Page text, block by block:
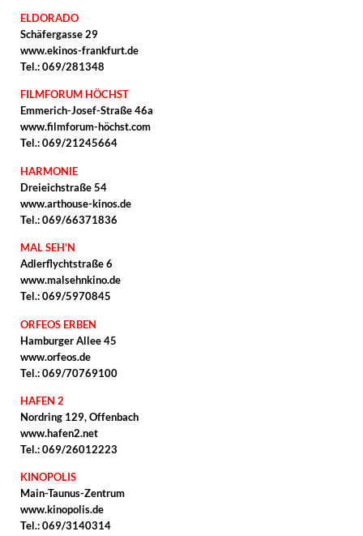
ELDORADO
Schäfergasse 29
www.ekinos-frankfurt.de
Tel.: 069/281348
FILMFORUM HÖCHST
Emmerich-Josef-Straße 46a
www.filmforum-höchst.com
Tel.: 069/21245664
HARMONIE
Dreieichstraße 54
www.arthouse-kinos.de
Tel.: 069/66371836
MAL SEH'N
Adlerflychtstraße 6
www.malsehnkino.de
Tel.: 069/5970845
ORFEOS ERBEN
Hamburger Allee 45
www.orfeos.de
Tel.: 069/70769100
HAFEN 2
Nordring 129, Offenbach
www.hafen2.net
Tel.: 069/26012223
KINOPOLIS
Main-Taunus-Zentrum
www.kinopolis.de
Tel.: 069/3140314